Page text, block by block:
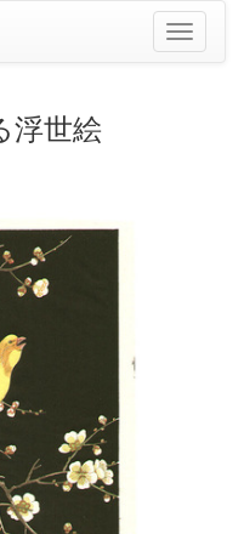
ナ
ビ
浮世絵